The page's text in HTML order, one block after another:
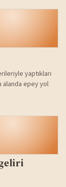
yaptıkları
alanda epey yol